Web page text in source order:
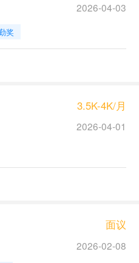
2026-04-03
奖
3.5K-4K/月
2026-04-01
面议
2026-02-08